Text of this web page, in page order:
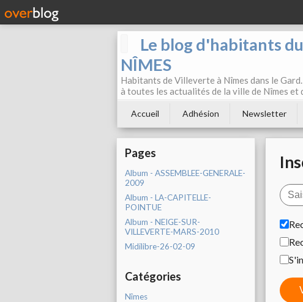
Le blog d'habitants
NÎMES
Habitants de Villeverte à Nîmes dans le
à toutes les actualités de la ville de Nîmes et
Accueil Adhésion Newsletter
Pages
Album - ASSEMBLEE-GENERALE-
2009
Album - LA-CAPITELLE-
POINTUE
Album - NEIGE-SUR-
VILLEVERTE-MARS-2010
Midilibre-26-02-09
Catégories
Nîmes